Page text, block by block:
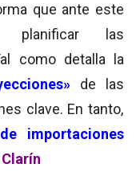
que ante este
las
como detalla la
de las
clave. En tanto,
importaciones